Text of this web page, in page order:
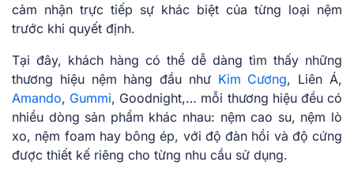
cảm nhận trực tiếp sự khác biệt của từng loại nệm
trước khi quyết định.
Tại đây, khách hàng có thể dễ dàng tìm thấy những
thương hiệu nệm hàng đầu như Kim Cương, Liên Á,
Amando, Gummi, Goodnight,… mỗi thương hiệu đều có
nhiều dòng sản phẩm khác nhau: nệm cao su, nệm lò
xo, nệm foam hay bông ép, với độ đàn hồi và độ cứng
được thiết kế riêng cho từng nhu cầu sử dụng.